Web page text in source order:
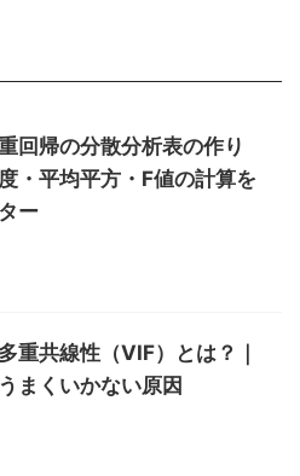
重回帰の分散分析表の作り
・平均平方・F値の計算を
ー
重共線性（VIF）とは？｜
まくいかない原因